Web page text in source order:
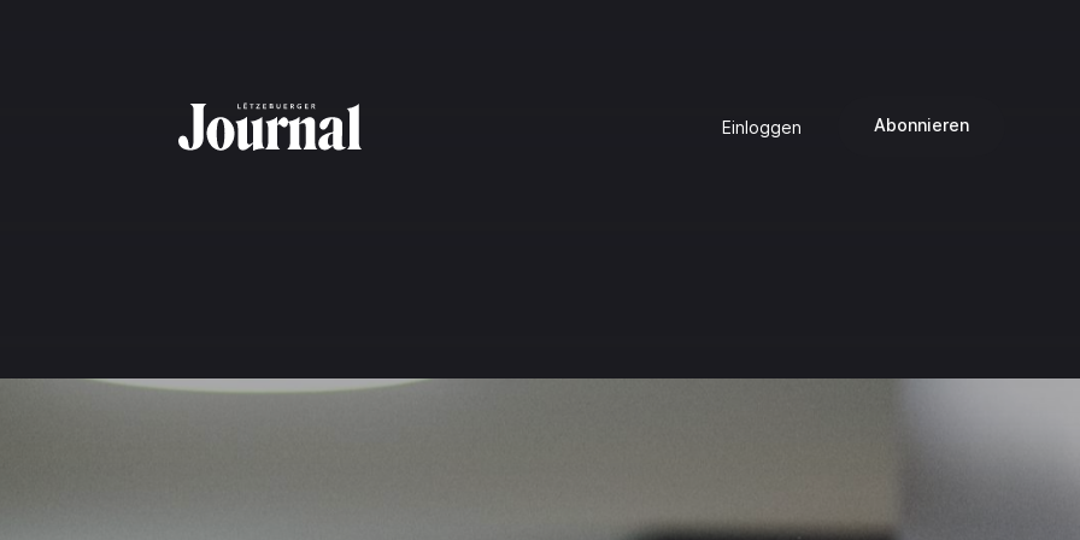
Einloggen Abonnieren